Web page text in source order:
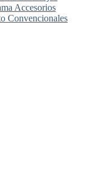
Accesorios
Convencionales